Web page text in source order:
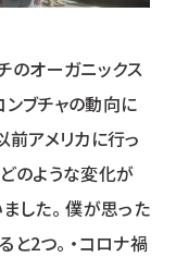
のオーガニックス
ンブチャの動向に
前アメリカに行っ
のような変化が
した。 僕が思った
2つ。 ・コロナ禍